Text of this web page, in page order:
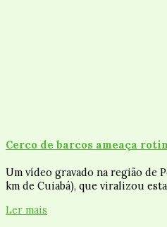
Cerco de barcos ameaça
Um vídeo gravado na região de
km de Cuiabá), que viralizou
Ler mais